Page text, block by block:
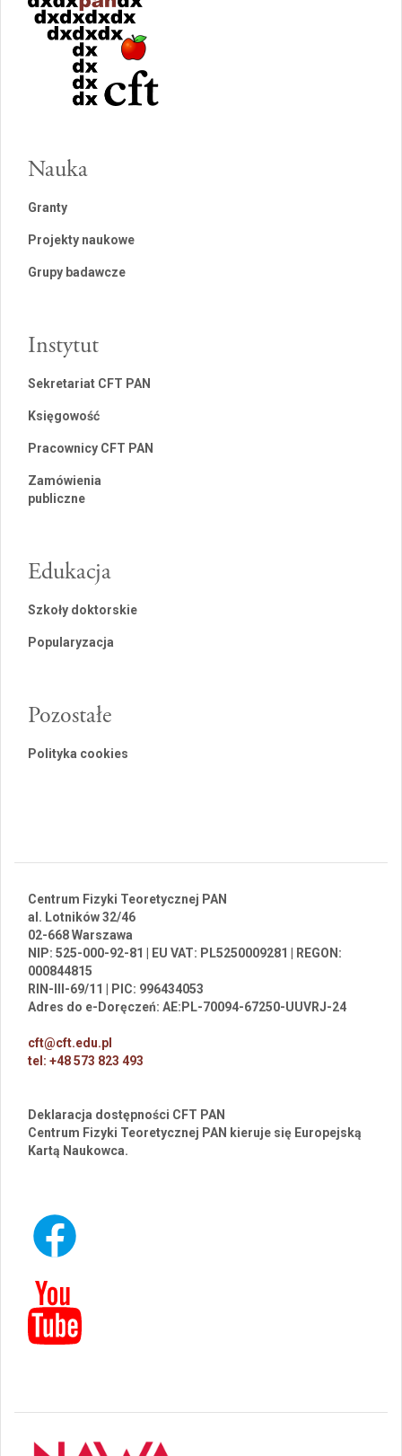
Nauka
Granty
Projekty naukowe
Grupy badawcze
Instytut
Sekretariat CFT PAN
Księgowość
Pracownicy CFT PAN
Zamówienia
publiczne
Edukacja
Szkoły doktorskie
Popularyzacja
Pozostałe
Polityka cookies
Centrum Fizyki Teoretycznej PAN
al. Lotników 32/46
02-668 Warszawa
NIP: 525-000-92-81 | EU VAT: PL5250009281 | REGON:
000844815
RIN-III-69/11 | PIC: 996434053
Adres do e-Doręczeń: AE:PL-70094-67250-UUVRJ-24
cft@cft.edu.pl
tel: +48 573 823 493
Deklaracja dostępności CFT PAN
Centrum Fizyki Teoretycznej PAN kieruje się Europejską
Kartą Naukowca.